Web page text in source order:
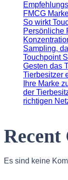
FMCG
So wirkt
Persönliche
Sampling,
Touchpoint
Gesten das
Tierbesitzer
Ihre Marke
der
richtigen
Recent
Es sind keine